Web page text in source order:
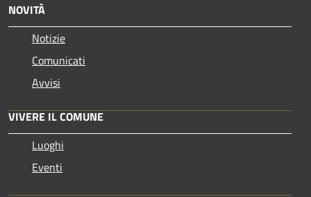
NOVITÀ
Notizie
Comunicati
Avvisi
VIVERE IL COMUNE
Luoghi
Eventi